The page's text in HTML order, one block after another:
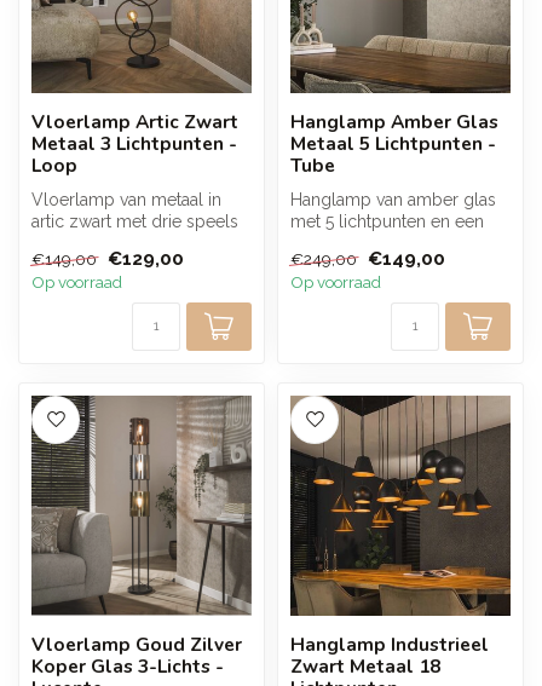
Vloerlamp Artic Zwart
Metaal 3 Lichtpunten -
Loop
Vloerlamp van metaal in
artic zwart met drie speels
een...
€149,00 €129,00
Op voorraad
Hanglamp Amber Glas
Metaal 5 Lichtpunten -
Tube
Hanglamp van amber glas
met 5 lichtpunten en een
De...
€249,00 €149,00
Op voorraad
Vloerlamp Goud Zilver
Koper Glas 3-Lichts -
Hanglamp Industrieel
Zwart Metaal 18